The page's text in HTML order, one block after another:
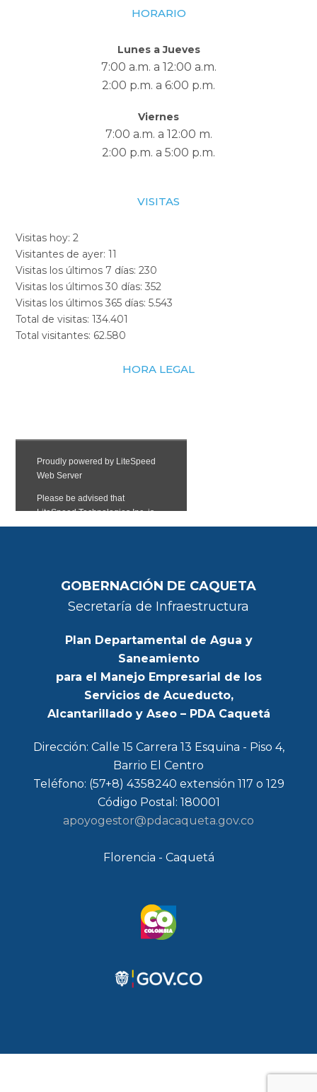
HORARIO
Lunes a Jueves
7:00 a.m. a 12:00 a.m.
2:00 p.m. a 6:00 p.m.
Viernes
7:00 a.m. a 12:00 m.
2:00 p.m. a 5:00 p.m.
VISITAS
Visitas hoy:2
Visitantes de ayer:11
Visitas los últimos 7 días:230
Visitas los últimos 30 días:352
Visitas los últimos 365 días:5.543
Total de visitas:134.401
Total visitantes: 62.580
HORA LEGAL
GOBERNACIÓN DE CAQUETA
Secretaría de Infraestructura
Plan Departamental de Agua y
Saneamiento
para el Manejo Empresarial de los
Servicios de Acueducto,
Alcantarillado y Aseo – PDA Caquetá
Dirección: Calle 15 Carrera 13 Esquina - Piso 4,
Barrio El Centro
Teléfono: (57+8) 4358240 extensión 117 o 129
Código Postal: 180001
apoyogestor@pdacaqueta.gov.co
Florencia - Caquetá